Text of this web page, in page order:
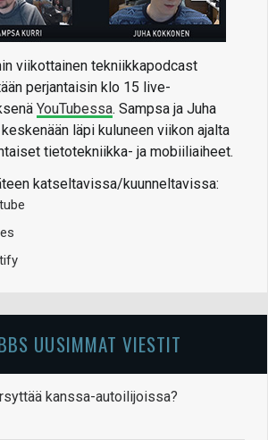
viikottainen tekniikkapodcast
perjantaisin klo 15 live-
YouTubessa. Sampsa ja Juha
läpi kuluneen viikon ajalta
tietotekniikka- ja mobiiliaiheet.
katseltavissa/kuunneltavissa:
UUSIMMAT VIESTIT
kanssa-autoilijoissa?